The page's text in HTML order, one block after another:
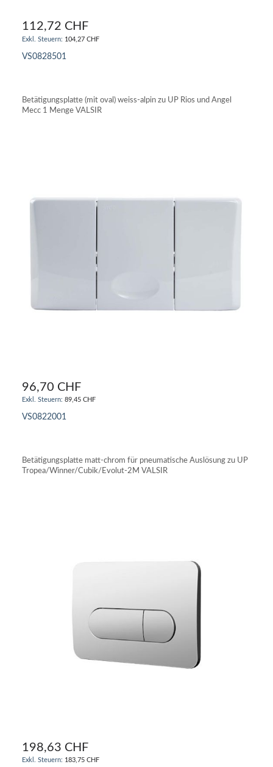
112,72 CHF
104,27 CHF
VS0828501
Betätigungsplatte (mit oval) weiss-alpin zu UP Rios und Angel
Mecc 1 Menge VALSIR
96,70 CHF
89,45 CHF
VS0822001
Betätigungsplatte matt-chrom für pneumatische Auslösung zu UP
Tropea/Winner/Cubik/Evolut-2M VALSIR
198,63 CHF
183,75 CHF